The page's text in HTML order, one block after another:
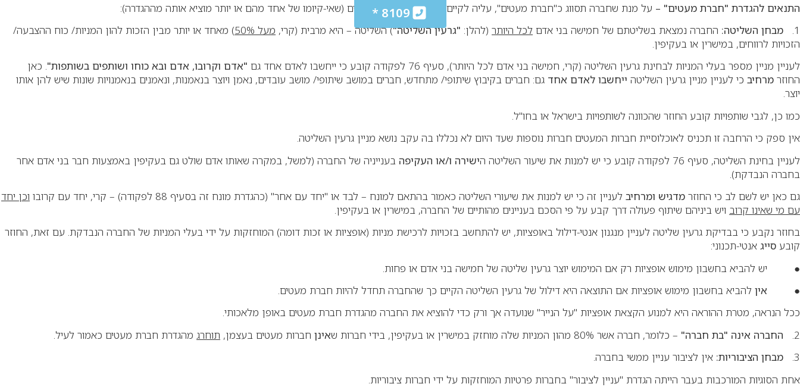
8109 *
התנאים להגדרת "חברת מעטים"
– על מנת שחברה תסווג כ"חברת מעטים", עליה לקיים שלושהתנאים מצטברים (שאי-קיומו של אחד מהם או יותר מוציא אותה מההגדרה):
1.
מבחן השליטה: החברה נמצאת בשליטתם של חמישה בני אדם לכל היותר (להלן: "גרעין השליטה") השליטה – היא מרבית (קרי, מעל 50% ) מאחד או יותר מבין הזכות להון המניות/ כוח ההצבעה/
הזכויות לרווחים, במישרין או בעקיפין.
לעניין מניין מספר בעלי המניות לבחינת גרעין השליטה (קרי, חמישה בני אדם לכל היותר), סעיף 76 לפקודה קובע כי ייחשבו לאדם אחד גם
"אדם וקרובו, אדם ובא כוחו ושותפים בשותפות". כאן
החוזר מרחיב כי לעניין מניין גרעין השליטה ייחשבו לאדם אחד גם: חברים בקיבוץ שיתופי/ מתחדש, חברים במושב שיתופי/ מושב עובדים, נאמן ויוצר בנאמנות, ונאמנים בנאמנויות שונות שיש להן אותו
יוצר.
כמו כן, לגבי שותפויות קובע החוזר שהכוונה לשותפויות בישראל או בחו"ל.
אין ספק כי הרחבה זו תכניס לאוכלוסיית חברות המעטים חברות נוספות שעד היום לא נכללו בה עקב נושא מניין גרעין השליטה.
לעניין בחינת השליטה, סעיף 76 לפקודה קובע כי יש למנות את שיעור השליטה ה
ישירה ו/או העקיפה בענייניה של החברה (למשל, במקרה שאותו אדם שולט גם בעקיפין באמצעות חבר בני אדם אחר
בחברה הנבדקת)
גם כאן יש לשם לב כי החוזר מדגיש ומרחיב לעניין זה כי יש למנות את שיעורי השליטה כאמור בהתאם למונח – לבד או "יחד עם אחר" (כהגדרת מונח זה בסעיף 88 לפקודה) – קרי, יחד עם קרובו
וכן יחד
עם מי שאינו קרוב ויש ביניהם שיתוף פעולה דרך קבע על פי הסכם בעניינים מהותיים של החברה, במישרין או בעקיפין.
בחוזר נקבע כי בבדיקת גרעין שליטה לעניין מנגנון אנטי-דילול באופציות, יש להתחשב בזכויות לרכישת מניות (אופציות או זכות דומה) המוחזקות על ידי בעלי המניות של החברה הנבדקת. עם זאת, החוזר
קובע סייג אנטי-תכנוני:
● יש להביא בחשבון מימוש אופציות רק אם המימוש יוצר גרעין שליטה של חמישה בני אדם או פחות.
● אין להביא בחשבון מימוש אופציות אם התוצאה היא דילול של גרעין השליטה הקיים כך שהחברה תחדל להיות חברת מעטים.
ככל הנראה, מטרת ההוראה היא למנוע הקצאת אופציות "על הנייר" שנועדה אך ורק כדי להוציא את החברה מהגדרת חברת מעטים באופן מלאכותי.
2.
החברה אינה "בת חברה" – כלומר, חברה אשר 80% מהון המניות שלה מוחזק במישרין או בעקיפין, בידי חברות ש אינן חברות מעטים בעצמן, תוחרג מהגדרת חברת מעטים כאמור לעיל.
3.
מבחן הציבוריות: אין לציבור עניין ממשי בחברה.
אחת הסוגיות המורכבות בעבר הייתה הגדרת "עניין לציבור" בחברות פרטיות המוחזקות על ידי חברות ציבוריות.